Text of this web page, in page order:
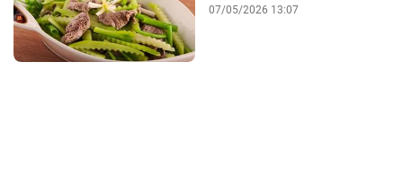
07/05/2026 13:07